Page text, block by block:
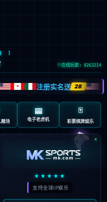
>罕见病与基因治疗